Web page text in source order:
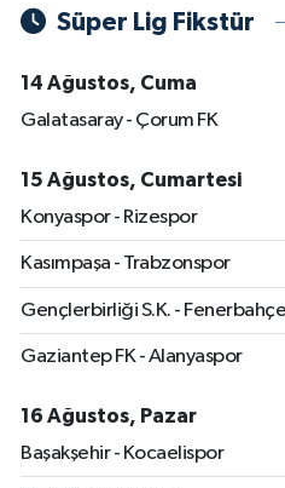
Süper Lig Fikstür
14 Ağustos, Cuma
Galatasaray - Çorum FK
15 Ağustos, Cumartesi
Konyaspor - Rizespor
Kasımpaşa - Trabzonspor
Gençlerbirliği S.K. - Fenerbahçe
Gaziantep FK - Alanyaspor
16 Ağustos, Pazar
Başakşehir - Kocaelispor